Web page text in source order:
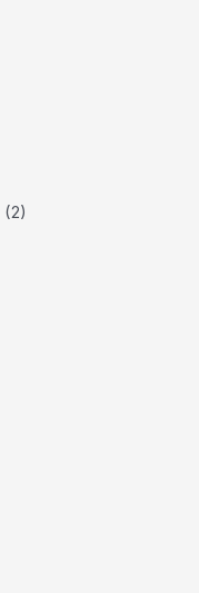
(2)